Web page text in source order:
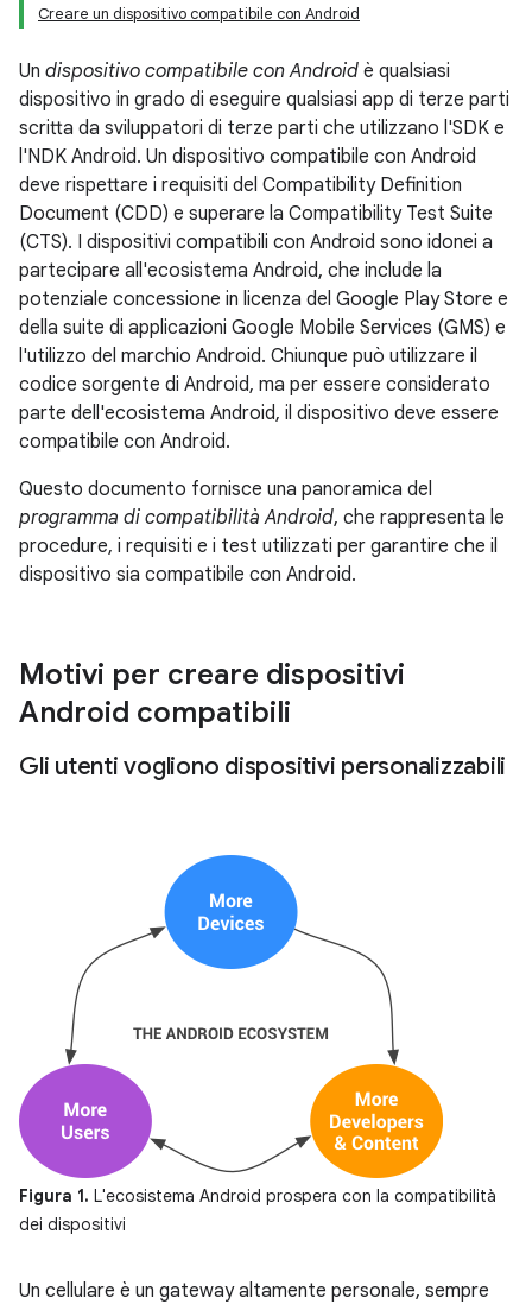
Creare un dispositivo compatibile con Android
Un dispositivo compatibile con Android è qualsiasi
dispositivo in grado di eseguire qualsiasi app di terze parti
scritta da sviluppatori di terze parti che utilizzano l'SDK e
l'NDK Android. Un dispositivo compatibile con Android
deve rispettare i requisiti del Compatibility Definition
Document (CDD) e superare la Compatibility Test Suite
(CTS). I dispositivi compatibili con Android sono idonei a
partecipare all'ecosistema Android, che include la
potenziale concessione in licenza del Google Play Store e
della suite di applicazioni Google Mobile Services (GMS) e
l'utilizzo del marchio Android. Chiunque può utilizzare il
codice sorgente di Android, ma per essere considerato
parte dell'ecosistema Android, il dispositivo deve essere
compatibile con Android.
Questo documento fornisce una panoramica del
programma di compatibilità Android, che rappresenta le
procedure, i requisiti e i test utilizzati per garantire che il
dispositivo sia compatibile con Android.
Motivi per creare dispositivi
Android compatibili
Gli utenti vogliono dispositivi personalizzabili
Figura 1. L'ecosistema Android prospera con la compatibilità
dei dispositivi
Un cellulare è un gateway altamente personale, sempre